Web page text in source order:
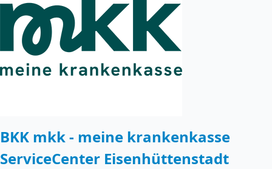
BKK mkk - meine krankenkasse
ServiceCenter Eisenhüttenstadt